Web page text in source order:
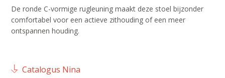
De ronde C-vormige rugleuning maakt deze stoel bijzonder
comfortabel voor een actieve zithouding of een meer
ontspannen houding.
Catalogus Nina